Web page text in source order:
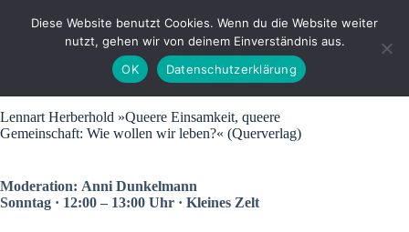
Lennart Herberhold »Queere Einsamkeit, queere
Gemeinschaft: Wie wollen wir leben?« (Querverlag)
Moderation: Anni Dunkelmann
Sonntag · 12:00 – 13:00 Uhr · Kleines Zelt
Diese Website benutzt Cookies. Wenn du die Website weiter
nutzt, gehen wir von deinem Einverständnis aus.
OK
Datenschutzerklärung